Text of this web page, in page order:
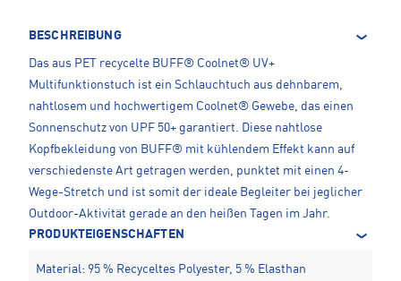
BESCHREIBUNG
Das aus PET recycelte BUFF® Coolnet® UV+
Multifunktionstuch ist ein Schlauchtuch aus dehnbarem,
nahtlosem und hochwertigem Coolnet® Gewebe, das einen
Sonnenschutz von UPF 50+ garantiert. Diese nahtlose
Kopfbekleidung von BUFF® mit kühlendem Effekt kann auf
verschiedenste Art getragen werden, punktet mit einen 4-
Wege-Stretch und ist somit der ideale Begleiter bei jeglicher
Outdoor-Aktivität gerade an den heißen Tagen im Jahr.
PRODUKTEIGENSCHAFTEN
Material: 95 % Recyceltes Polyester, 5 % Elasthan